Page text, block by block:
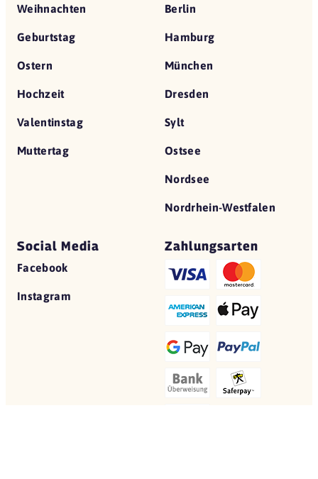
Weihnachten
Geburtstag
Ostern
Hochzeit
Valentinstag
Muttertag
Berlin
Hamburg
München
Dresden
Sylt
Ostsee
Nordsee
Nordrhein-Westfalen
Social Media
Facebook
Instagram
Zahlungsarten